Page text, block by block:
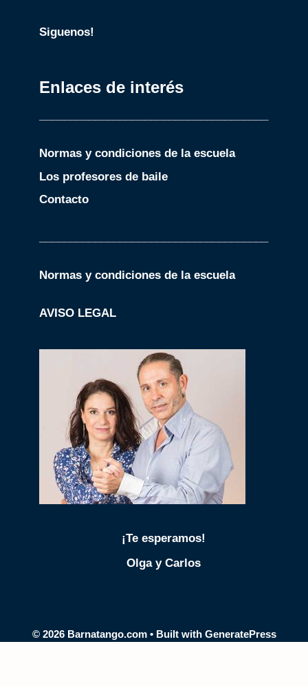
Siguenos!
Enlaces de interés
Normas y condiciones de la escuela
Los profesores de baile
Contacto
Normas y condiciones de la escuela
AVISO LEGAL
¡Te esperamos!
Olga y Carlos
© 2026 Barnatango.com• Built with GeneratePress